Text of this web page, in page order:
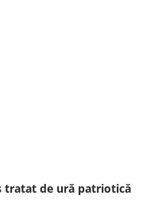
tratat de ură patriotică